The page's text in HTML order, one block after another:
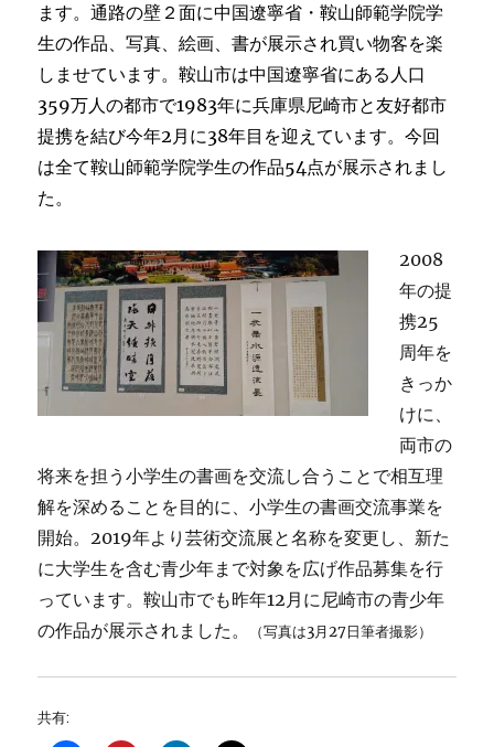
ます。通路の壁２面に中国遼寧省・鞍山師範学院学
生の作品、写真、絵画、書が展示され買い物客を楽
しませています。鞍山市は中国遼寧省にある人口
359万人の都市で1983年に兵庫県尼崎市と友好都市
提携を結び今年2月に38年目を迎えています。今回
は全て鞍山師範学院学生の作品54点が展示されまし
た。
2008
年の提
携25
周年を
きっか
けに、
両市の
将来を担う小学生の書画を交流し合うことで相互理
解を深めることを目的に、小学生の書画交流事業を
開始。2019年より芸術交流展と名称を変更し、新た
に大学生を含む青少年まで対象を広げ作品募集を行
っています。鞍山市でも昨年12月に尼崎市の青少年
の作品が展示されました。
（写真は3月27日筆者撮影）
共有: